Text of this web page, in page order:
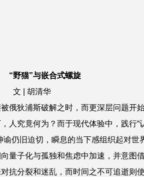
“野猫”与嵌合式螺旋
文
胡清华
俄狄浦斯破解之时，而更深层问题开
人究竟何为？而于现代体验中，践行“
谕仍旧迫切，瞬息的当下感组织起对世
量子化与孤独和焦虑中加速，并意图
抗分裂和迷乱，而时间之不可追逝则